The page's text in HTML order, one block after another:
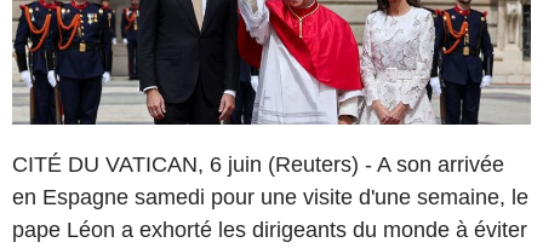
CITÉ DU VATICAN, 6 juin (Reuters) - A son arrivée
en Espagne samedi pour une visite d'une semaine, le
pape Léon a exhorté les dirigeants du monde à éviter